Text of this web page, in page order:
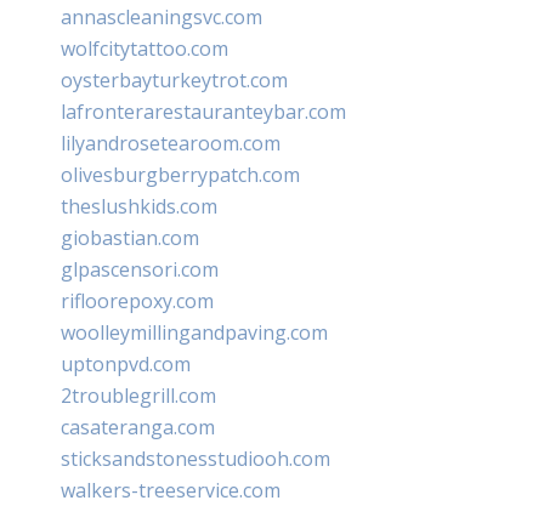
annascleaningsvc.com
wolfcitytattoo.com
oysterbayturkeytrot.com
lafronterarestauranteybar.com
lilyandrosetearoom.com
olivesburgberrypatch.com
theslushkids.com
giobastian.com
glpascensori.com
rifloorepoxy.com
woolleymillingandpaving.com
uptonpvd.com
2troublegrill.com
casateranga.com
sticksandstonesstudiooh.com
walkers-treeservice.com